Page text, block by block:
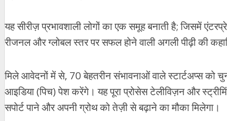
यहसीरीज़प्रभावशालीलोगोंकाएकसमूहबनातीहै;जिसमें
रीजनल औरग्लोबलस्तरपरसफलहोनेवालीअगलीपीढ़ीकी
मिलेआवेदनोंमेंसे, 70बेहतरीनसंभावनाओंवालेस्टार्टअप्सको
आइडिया(पिच)पेशकरेंगे। यहपूराप्रोसेसटेलीविज़नऔर
सपोर्टपानेऔरअपनीग्रोथकोतेज़ीसेबढ़ानेकामौकामिलेगा।